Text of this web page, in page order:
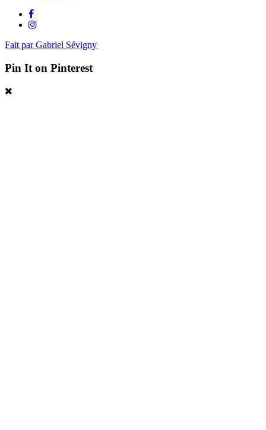
Fait par Gabriel Sévigny
Pin It on Pinterest